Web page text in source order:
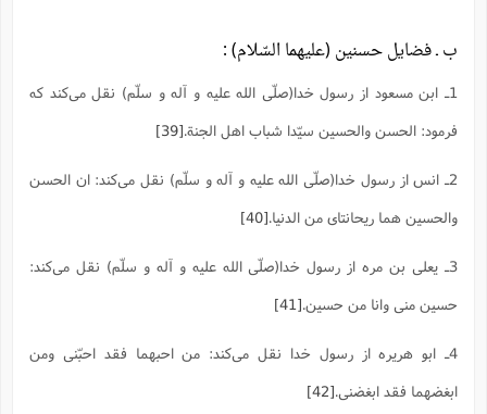
ب ـ فضایل حسنین (علیهما السّلام) :
1ـ ابن مسعود از رسول خدا(صلّی الله علیه و آله و سلّم) نقل می‌کند که
فرمود: الحسن والحسین سیّدا شباب اهل الجنة.[39]
2ـ انس از رسول خدا(صلّی الله علیه و آله و سلّم) نقل می‌کند: ان الحسن
والحسین هما ریحانتای من الدنیا.[40]
3ـ یعلی بن مره از رسول خدا(صلّی الله علیه و آله و سلّم) نقل می‌کند:
حسین منی وانا من حسین.[41]
4ـ ابو هریره از رسول خدا نقل می‌کند: من احبهما فقد احبّنی ومن
ابغضهما فقد ابغضنی.[42]